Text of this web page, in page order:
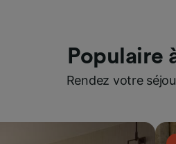
Populaire
Rendez votre